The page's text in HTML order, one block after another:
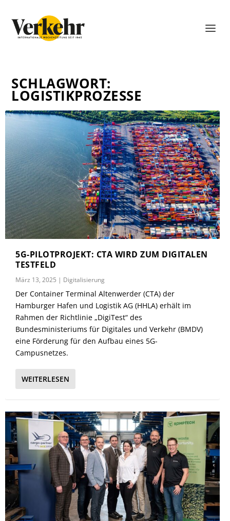
SCHLAGWORT:
LOGISTIKPROZESSE
5G-PILOTPROJEKT: CTA WIRD ZUM DIGITALEN
TESTFELD
März 13, 2025 | Digitalisierung
Der Container Terminal Altenwerder (CTA) der
Hamburger Hafen und Logistik AG (HHLA) erhält im
Rahmen der Richtlinie „DigiTest“ des
Bundesministeriums für Digitales und Verkehr (BMDV)
eine Förderung für den Aufbau eines 5G-
Campusnetzes.
WEITERLESEN